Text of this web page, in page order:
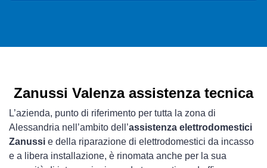
Zanussi Valenza assistenza tecnica
L’azienda, punto di riferimento per tutta la zona di
Alessandria nell’ambito dell’assistenza elettrodomestici
Zanussi e della riparazione di elettrodomestici da incasso
e a libera installazione, è rinomata anche per la sua